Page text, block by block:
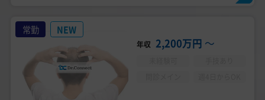
常勤 NEW
年収 2,200万円 〜